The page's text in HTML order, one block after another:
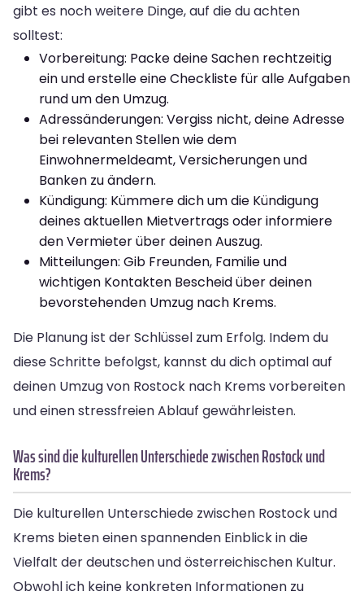
gibt es noch weitere Dinge, auf die du achten
solltest:
Vorbereitung: Packe deine Sachen rechtzeitig
ein und erstelle eine Checkliste für alle Aufgaben
rund um den Umzug.
Adressänderungen: Vergiss nicht, deine Adresse
bei relevanten Stellen wie dem
Einwohnermeldeamt, Versicherungen und
Banken zu ändern.
Kündigung: Kümmere dich um die Kündigung
deines aktuellen Mietvertrags oder informiere
den Vermieter über deinen Auszug.
Mitteilungen: Gib Freunden, Familie und
wichtigen Kontakten Bescheid über deinen
bevorstehenden Umzug nach Krems.
Die Planung ist der Schlüssel zum Erfolg. Indem du
diese Schritte befolgst, kannst du dich optimal auf
deinen Umzug von Rostock nach Krems vorbereiten
und einen stressfreien Ablauf gewährleisten.
Was sind die kulturellen Unterschiede zwischen Rostock und
Krems?
Die kulturellen Unterschiede zwischen Rostock und
Krems bieten einen spannenden Einblick in die
Vielfalt der deutschen und österreichischen Kultur.
Obwohl ich keine konkreten Informationen zu